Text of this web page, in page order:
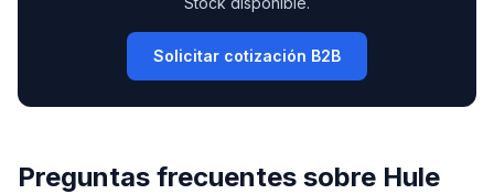
Solicitar cotización B2B
Preguntas frecuentes sobre Hule